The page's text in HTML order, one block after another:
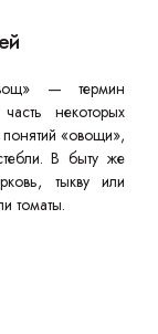
— термин
некоторых
«овощи»,
В быту же
тыкву или
томаты.